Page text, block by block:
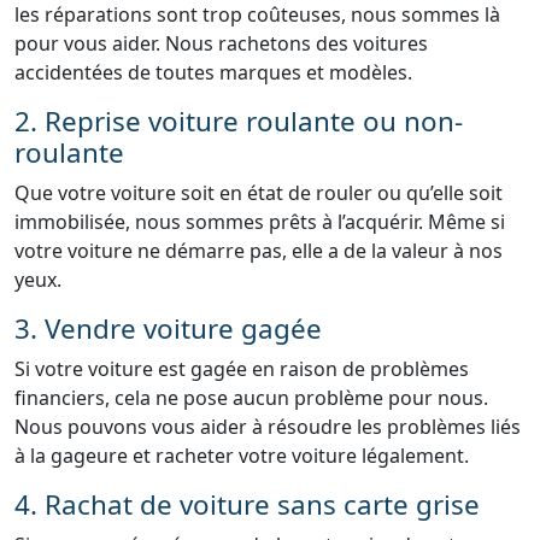
les réparations sont trop coûteuses, nous sommes là
pour vous aider. Nous rachetons des voitures
accidentées de toutes marques et modèles.
2. Reprise voiture roulante ou non-
roulante
Que votre voiture soit en état de rouler ou qu’elle soit
immobilisée, nous sommes prêts à l’acquérir. Même si
votre voiture ne démarre pas, elle a de la valeur à nos
yeux.
3. Vendre voiture gagée
Si votre voiture est gagée en raison de problèmes
financiers, cela ne pose aucun problème pour nous.
Nous pouvons vous aider à résoudre les problèmes liés
à la gageure et racheter votre voiture légalement.
4. Rachat de voiture sans carte grise